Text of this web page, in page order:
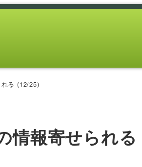
る (12/25)
情報寄せられる